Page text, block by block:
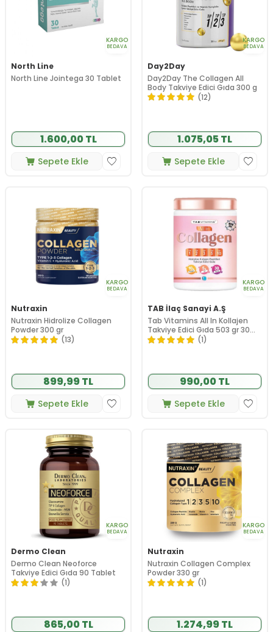
KARGO
BEDAVA
North Line
North Line Jointega 30 Tablet
1.600,00 TL
Sepete Ekle
KARGO
BEDAVA
Day2Day
Day2Day The Collagen All
Body Takviye Edici Gıda 300 g
(12)
1.075,05 TL
Sepete Ekle
KARGO
BEDAVA
Nutraxin
Nutraxin Hidrolize Collagen
Powder 300 gr
(13)
899,99 TL
Sepete Ekle
KARGO
BEDAVA
TAB İlaç Sanayi A.Ş
Tab Vitamins All In Kollajen
Takviye Edici Gıda 503 gr 30
Servis
(1)
990,00 TL
Sepete Ekle
KARGO
BEDAVA
Dermo Clean
Dermo Clean Neoforce
Takviye Edici Gıda 90 Tablet
(1)
865,00 TL
KARGO
BEDAVA
Nutraxin
Nutraxin Collagen Complex
Powder 330 gr
(1)
1.274,99 TL